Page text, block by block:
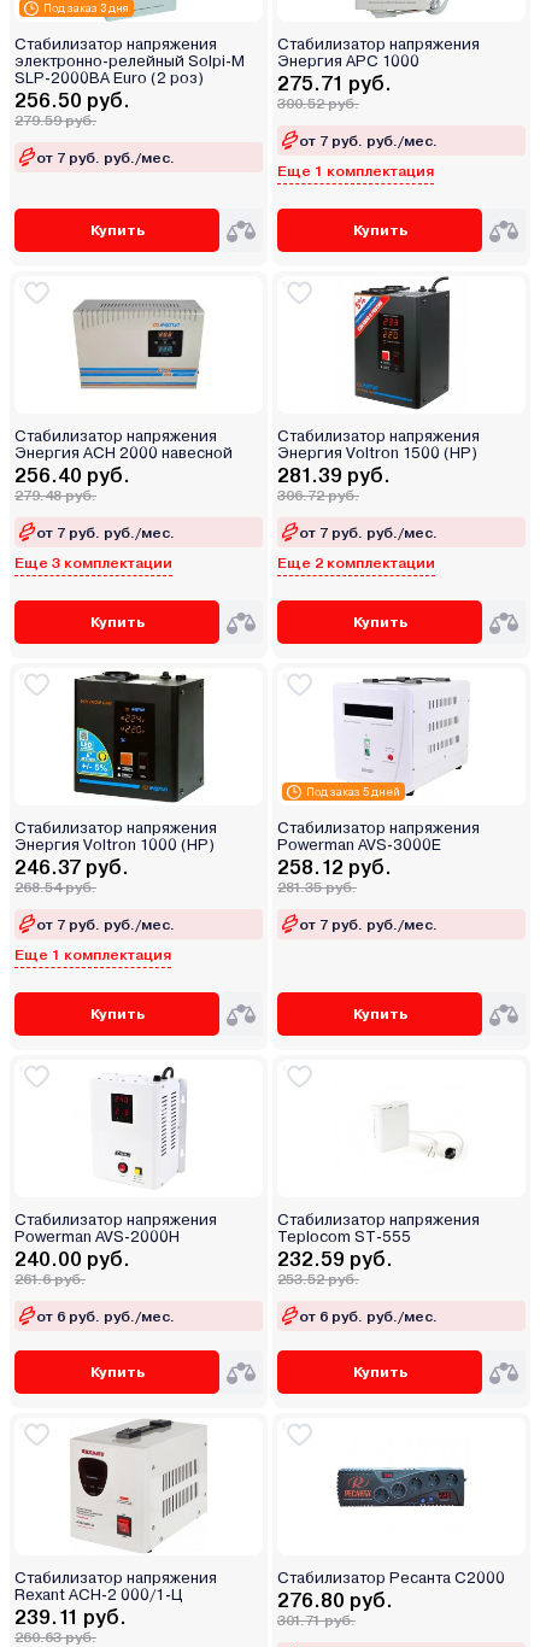
Под заказ 3 дня
Стабилизатор напряжения
электронно-релейный Solpi-M
SLP-2000ВА Euro (2 роз)
256.50 руб.
279.59 руб.
от 7 руб. руб./мес.
Купить
Стабилизатор напряжения
Энергия APC 1000
275.71 руб.
300.52 руб.
от 7 руб. руб./мес.
Еще 1 комплектация
Купить
Стабилизатор напряжения
Энергия АСН 2000 навесной
256.40 руб.
279.48 руб.
от 7 руб. руб./мес.
Еще 3 комплектации
Купить
Стабилизатор напряжения
Энергия Voltron 1500 (HP)
281.39 руб.
306.72 руб.
от 7 руб. руб./мес.
Еще 2 комплектации
Купить
Стабилизатор напряжения
Энергия Voltron 1000 (HP)
246.37 руб.
268.54 руб.
от 7 руб. руб./мес.
Еще 1 комплектация
Купить
Под заказ 5 дней
Стабилизатор напряжения
Powerman AVS-3000E
258.12 руб.
281.35 руб.
от 7 руб. руб./мес.
Купить
Стабилизатор напряжения
Powerman AVS-2000Н
240.00 руб.
261.6 руб.
от 6 руб. руб./мес.
Купить
Стабилизатор напряжения
Teplocom ST-555
232.59 руб.
253.52 руб.
от 6 руб. руб./мес.
Купить
Стабилизатор напряжения
Rexant AСН-2 000/1-Ц
239.11 руб.
260.63 руб.
Стабилизатор Ресанта С2000
276.80 руб.
301.71 руб.